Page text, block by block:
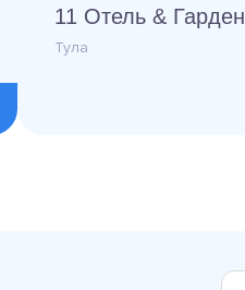
11 Отель & Гарден
Тула